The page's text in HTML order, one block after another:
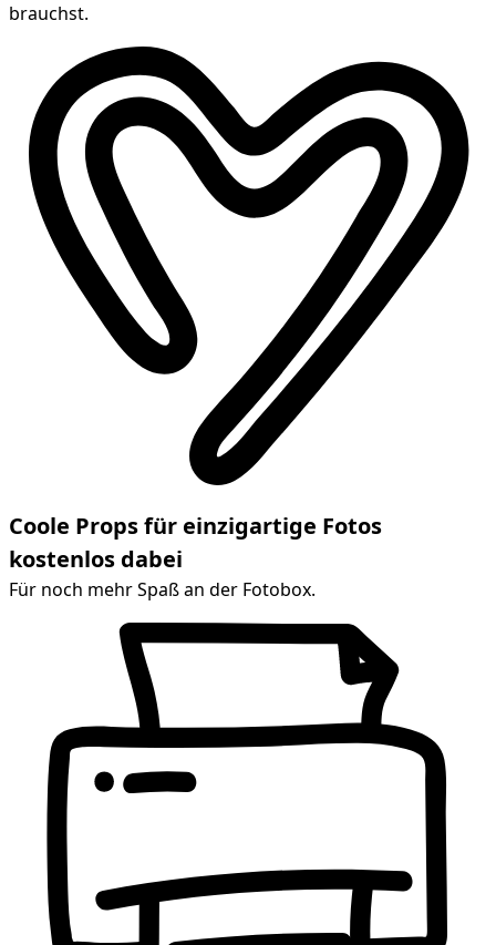
brauchst.
Coole Props für einzigartige Fotos
kostenlos dabei
Für noch mehr Spaß an der Fotobox.